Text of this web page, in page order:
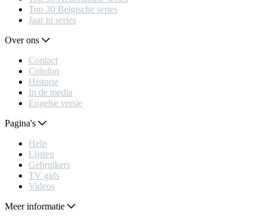
Top 30 Belgische series
Jaar in series
Over ons
Contact
Colofon
Historie
In de media
Engelse versie
Pagina's
Help
Lijsten
Gebruikers
TV gids
Videos
Meer informatie